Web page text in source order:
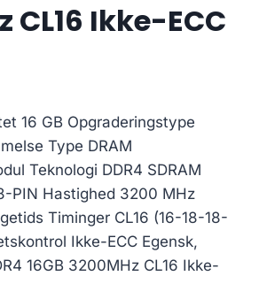
CL16 Ikke-ECC
16 GB Opgraderingstype
Type DRAM
Teknologi DDR4 SDRAM
PIN Hastighed 3200 MHz
Timinger CL16 (16-18-18-
Ikke-ECC Egensk,
16GB 3200MHz CL16 Ikke-